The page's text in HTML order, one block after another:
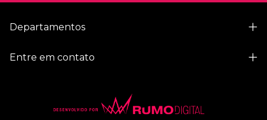
Departamentos
Entre em contato